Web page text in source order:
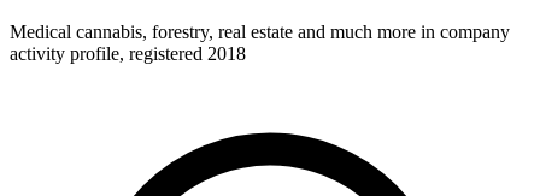
Medical cannabis, forestry, real estate and much more in company
activity profile, registered 2018